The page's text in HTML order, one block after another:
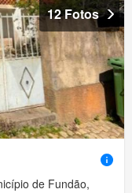
12 Fotos
de Fundão,